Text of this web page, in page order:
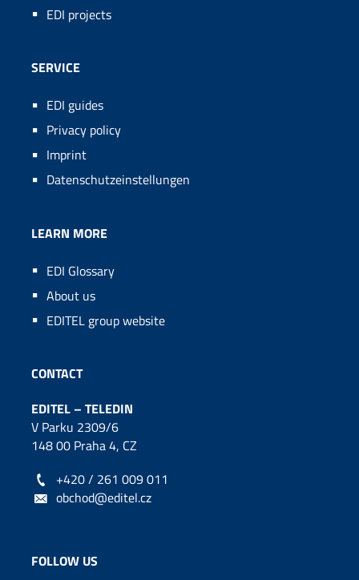
EDI projects
SERVICE
EDI guides
Privacy policy
Imprint
Datenschutzeinstellungen
LEARN MORE
EDI Glossary
About us
EDITEL group website
CONTACT
EDITEL – TELEDIN
V Parku 2309/6
148 00 Praha 4, CZ
+420 / 261 009 011
obchod@editel.cz
FOLLOW US